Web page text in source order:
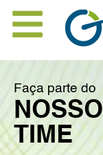
Faça parte do
NOSSO
TIME